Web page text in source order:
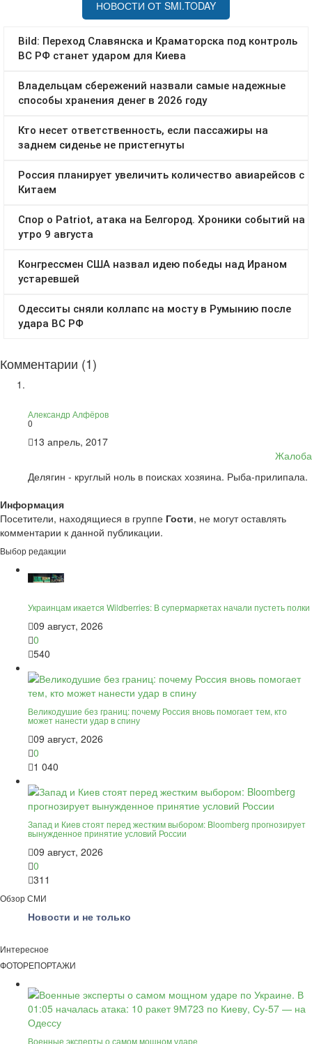
Комментарии (1)
Александр Алфёров
0
13 апрель, 2017
Жалоба
Делягин - круглый ноль в поисках хозяина. Рыба-прилипала.
Информация
Посетители, находящиеся в группе Гости, не могут оставлять
комментарии к данной публикации.
Выбор редакции
Украинцам икается Wildberries: В супермаркетах начали пустеть полки
09 август, 2026
0
540
Великодушие без границ: почему Россия вновь помогает тем, кто
может нанести удар в спину
09 август, 2026
0
1 040
Запад и Киев стоят перед жестким выбором: Bloomberg прогнозирует
вынужденное принятие условий России
09 август, 2026
0
311
Обзор СМИ
Новости и не только
Интересное
ФОТОРЕПОРТАЖИ
Военные эксперты о самом мощном ударе